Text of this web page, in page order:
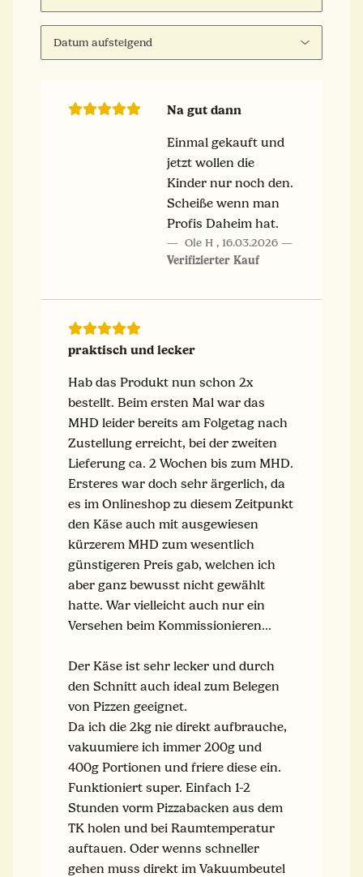
Na gut dann
Einmal gekauft und
jetzt wollen die
Kinder nur noch den.
Scheiße wenn man
Profis Daheim hat.
Ole H , 16.03.2026
Verifizierter Kauf
praktisch und lecker
Hab das Produkt nun schon 2x
bestellt. Beim ersten Mal war das
MHD leider bereits am Folgetag nach
Zustellung erreicht, bei der zweiten
Lieferung ca. 2 Wochen bis zum MHD.
Ersteres war doch sehr ärgerlich, da
es im Onlineshop zu diesem Zeitpunkt
den Käse auch mit ausgewiesen
kürzerem MHD zum wesentlich
günstigeren Preis gab, welchen ich
aber ganz bewusst nicht gewählt
hatte. War vielleicht auch nur ein
Versehen beim Kommissionieren...
Der Käse ist sehr lecker und durch
den Schnitt auch ideal zum Belegen
von Pizzen geeignet.
Da ich die 2kg nie direkt aufbrauche,
vakuumiere ich immer 200g und
400g Portionen und friere diese ein.
Funktioniert super. Einfach 1-2
Stunden vorm Pizzabacken aus dem
TK holen und bei Raumtemperatur
auftauen. Oder wenns schneller
gehen muss direkt im Vakuumbeutel